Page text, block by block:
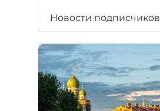
Новости подписчиков